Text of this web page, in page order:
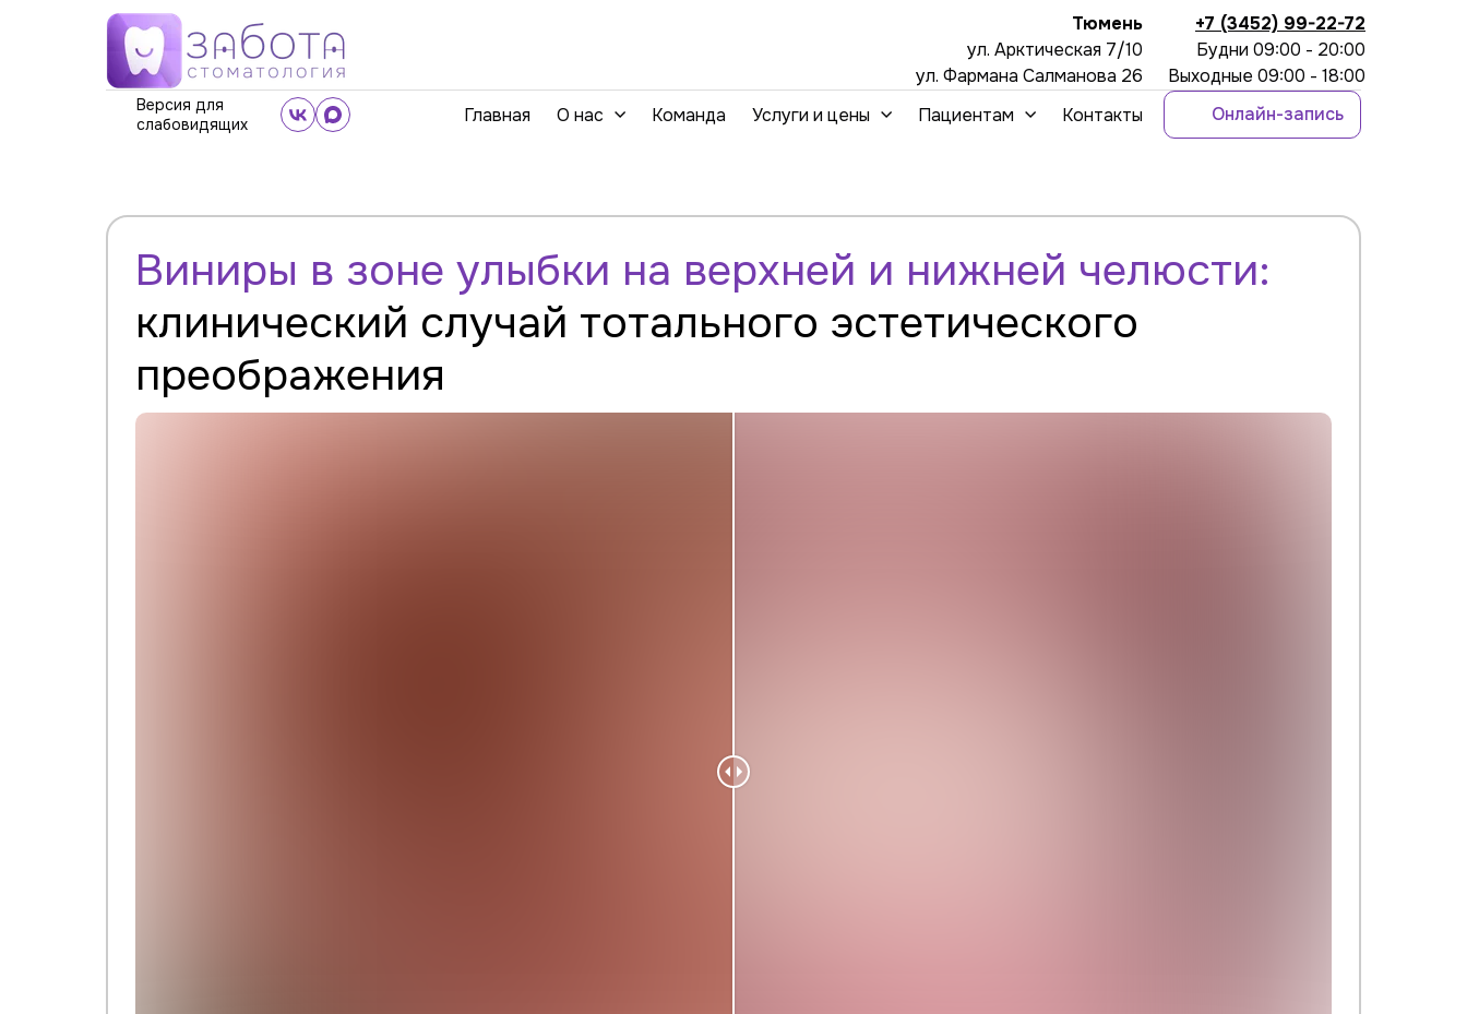
Тюмень
ул. Арктическая 7/10
ул. Фармана Салманова 26
+7 (3452) 99-22-72
Будни 09:00 - 20:00
Выходные 09:00 - 18:00
Версия для
слабовидящих
Главная О нас Команда Услуги и цены Пациентам Контакты Онлайн-запись
Виниры в зоне улыбки на верхней и нижней челюсти:
клинический случай тотального эстетического
преображения